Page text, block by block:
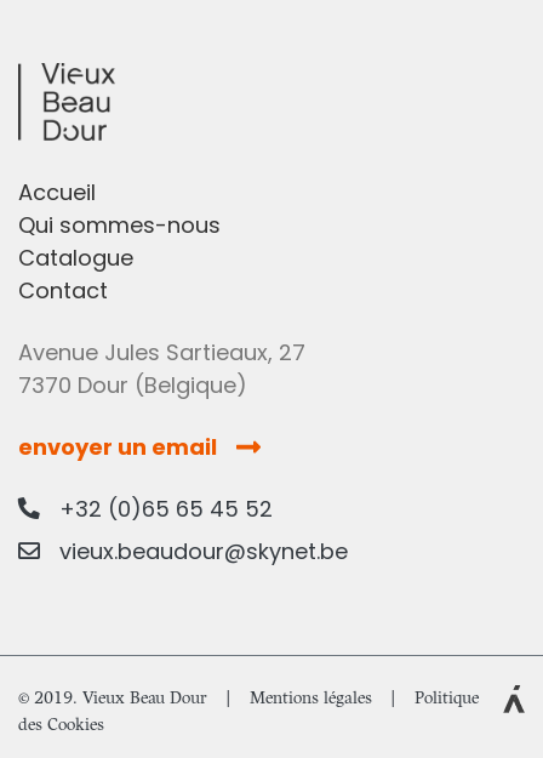
Accueil
Qui sommes-nous
Catalogue
Contact
Avenue Jules Sartieaux, 27
7370 Dour (Belgique)
envoyer un email
+32 (0)65 65 45 52
vieux.beaudour@skynet.be
© 2019. Vieux Beau Dour | Mentions légales
Politique
des Cookies